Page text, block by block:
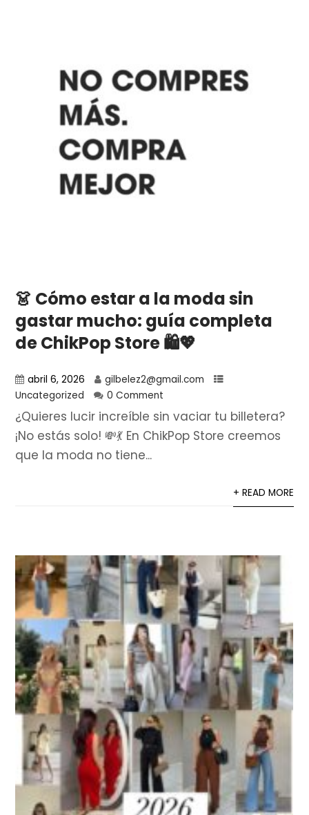
👗 Cómo estar a la moda sin
gastar mucho: guía completa
de ChikPop Store 🛍️💖
abril 6, 2026
gilbelez2@gmail.com
Uncategorized
0 Comment
¿Quieres lucir increíble sin vaciar tu billetera?
¡No estás solo! 💸💃 En ChikPop Store creemos
que la moda no tiene...
+ READ MORE